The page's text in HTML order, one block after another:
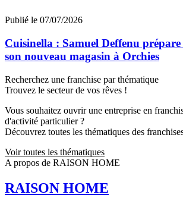
Publié le 07/07/2026
Cuisinella : Samuel Deffenu
son nouveau magasin à Orchies
Recherchez une franchise par thématique
Trouvez le secteur de vos rêves !
Vous souhaitez ouvrir une entreprise en
d'activité particulier ?
Découvrez toutes les thématiques des
Voir toutes les thématiques
A propos de RAISON HOME
RAISON HOME